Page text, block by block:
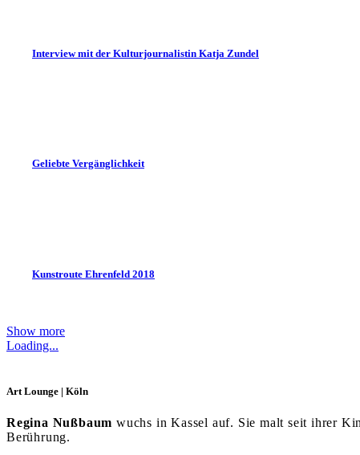
Interview mit der Kulturjournalistin Katja Zundel
Geliebte Vergänglichkeit
Kunstroute Ehrenfeld 2018
Show more
Loading...
Art Lounge | Köln
Regina Nußbaum wuchs in Kassel auf. Sie malt seit ihrer
Berührung.